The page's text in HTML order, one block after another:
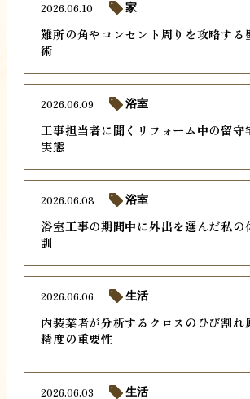
難所の角やコンセント周りを攻略する
術
2026.06.10 家
工事担当者に聞くリフォーム中の留守
実態
2026.06.09 浴室
浴室工事の期間中に外出を選んだ私の
訓
2026.06.08 浴室
内装業者が分析するクロスのひび割れ
精度の重要性
2026.06.06 生活
2026.06.03 生活